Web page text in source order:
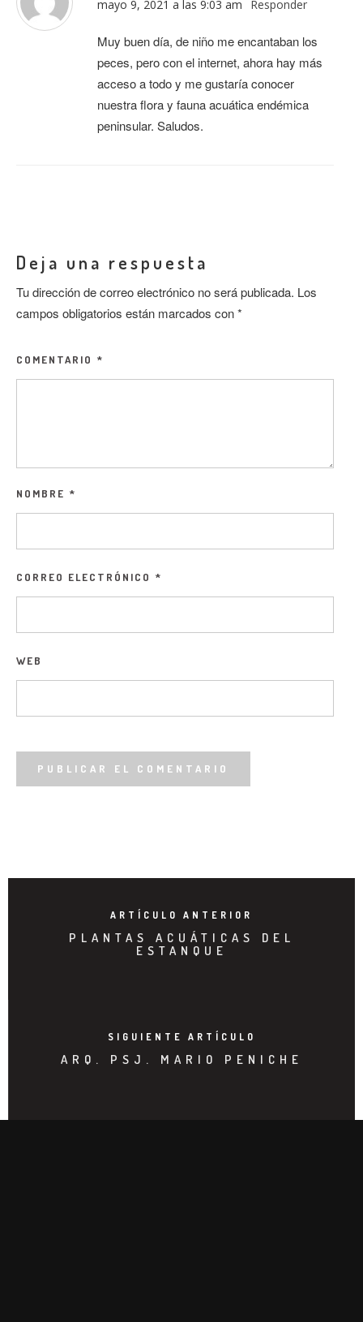
mayo 9, 2021 a las 9:03 am Responder
Muy buen día, de niño me encantaban los
peces, pero con el internet, ahora hay más
acceso a todo y me gustaría conocer
nuestra flora y fauna acuática endémica
peninsular. Saludos.
Deja una respuesta
Tu dirección de correo electrónico no será publicada. Los
campos obligatorios están marcados con*
COMENTARIO *
NOMBRE *
CORREO ELECTRÓNICO *
WEB
ARTÍCULO ANTERIOR
PLANTAS ACUÁTICAS DEL
ESTANQUE
SIGUIENTE ARTÍCULO
ARQ. PSJ. MARIO PENICHE